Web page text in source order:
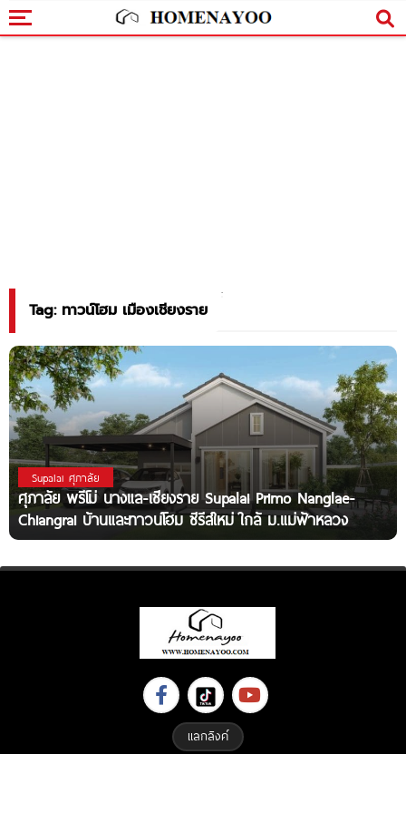
Tag: ทาวน์โฮม เมืองเชียงราย
Supalai ศุภาลัย
ศุภาลัย พรีโม่ นางแล-เชียงราย Supalai Primo Nanglae-
Chiangrai บ้านและทาวน์โฮม ซีรีส์ใหม่ ใกล้ ม.แม่ฟ้าหลวง
แลกลิงค์